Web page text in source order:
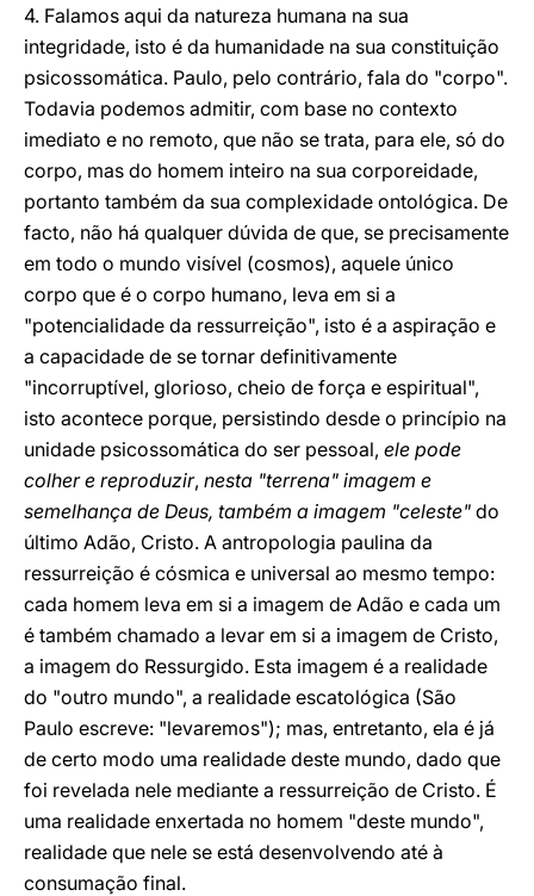
4. Falamos aqui da natureza humana na sua
integridade, isto é da humanidade na sua constituição
psicossomática. Paulo, pelo contrário, fala do "corpo".
Todavia podemos admitir, com base no contexto
imediato e no remoto, que não se trata, para ele, só do
corpo, mas do homem inteiro na sua corporeidade,
portanto também da sua complexidade ontológica. De
facto, não há qualquer dúvida de que, se precisamente
em todo o mundo visível (cosmos), aquele único
corpo que é o corpo humano, leva em si a
"potencialidade da ressurreição", isto é a aspiração e
a capacidade de se tornar definitivamente
"incorruptível, glorioso, cheio de força e espiritual",
isto acontece porque, persistindo desde o princípio na
unidade psicossomática do ser pessoal, ele pode
colher e reproduzir, nesta "terrena" imagem e
semelhança de Deus, também a imagem "celeste" do
último Adão, Cristo. A antropologia paulina da
ressurreição é cósmica e universal ao mesmo tempo:
cada homem leva em si a imagem de Adão e cada um
é também chamado a levar em si a imagem de Cristo,
a imagem do Ressurgido. Esta imagem é a realidade
do "outro mundo", a realidade escatológica (São
Paulo escreve: "levaremos"); mas, entretanto, ela é já
de certo modo uma realidade deste mundo, dado que
foi revelada nele mediante a ressurreição de Cristo. É
uma realidade enxertada no homem "deste mundo",
realidade que nele se está desenvolvendo até à
consumação final.